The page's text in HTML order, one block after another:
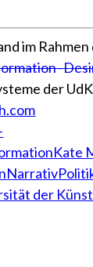
im Rahmen
der
Kate
Narrativ
der